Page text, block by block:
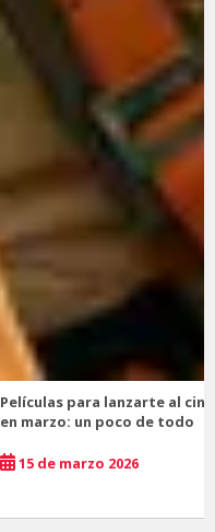
Películas para lanzarte al cine
en marzo: un poco de todo
15 de marzo 2026